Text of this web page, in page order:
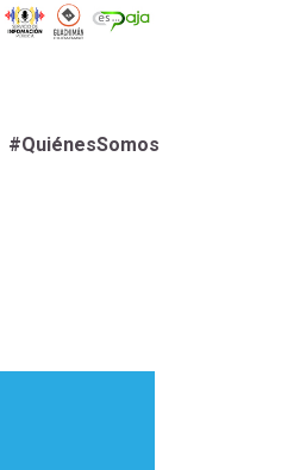
#QuiénesSomos